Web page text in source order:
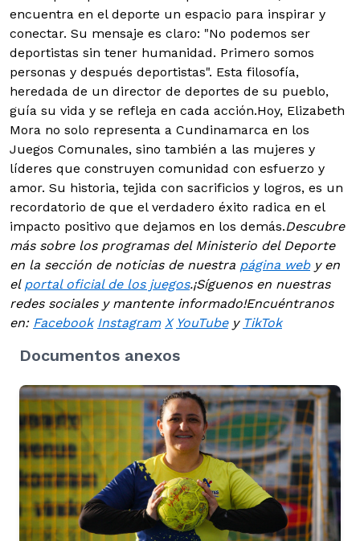
encuentra en el deporte un espacio para inspirar y
conectar. Su mensaje es claro: "No podemos ser
deportistas sin tener humanidad. Primero somos
personas y después deportistas". Esta filosofía,
heredada de un director de deportes de su pueblo,
guía su vida y se refleja en cada acción.Hoy, Elizabeth
Mora no solo representa a Cundinamarca en los
Juegos Comunales, sino también a las mujeres y
líderes que construyen comunidad con esfuerzo y
amor. Su historia, tejida con sacrificios y logros, es un
recordatorio de que el verdadero éxito radica en el
impacto positivo que dejamos en los demás.Descubre
más sobre los programas del Ministerio del Deporte
en la sección de noticias de nuestra página weby en
el portal oficial de los juegos.¡Síguenos en nuestras
redes sociales y mantente informado!Encuéntranos
en: Facebook Instagram X YouTubey TikTok
Documentos anexos